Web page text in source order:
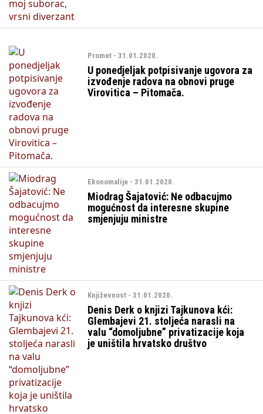
Promet - 31.01.2020.
U ponedjeljak potpisivanje ugovora za
izvođenje radova na obnovi pruge
Virovitica – Pitomača.
Ekonomalije - 31.01.2020.
Miodrag Šajatović: Ne odbacujmo
mogućnost da interesne skupine
smjenjuju ministre
Književnost - 31.01.2020.
Denis Derk o knjizi Tajkunova kći:
Glembajevi 21. stoljeća narasli na
valu “domoljubne” privatizacije koja
je uništila hrvatsko društvo